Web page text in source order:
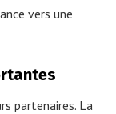
vers une
partenaires. La